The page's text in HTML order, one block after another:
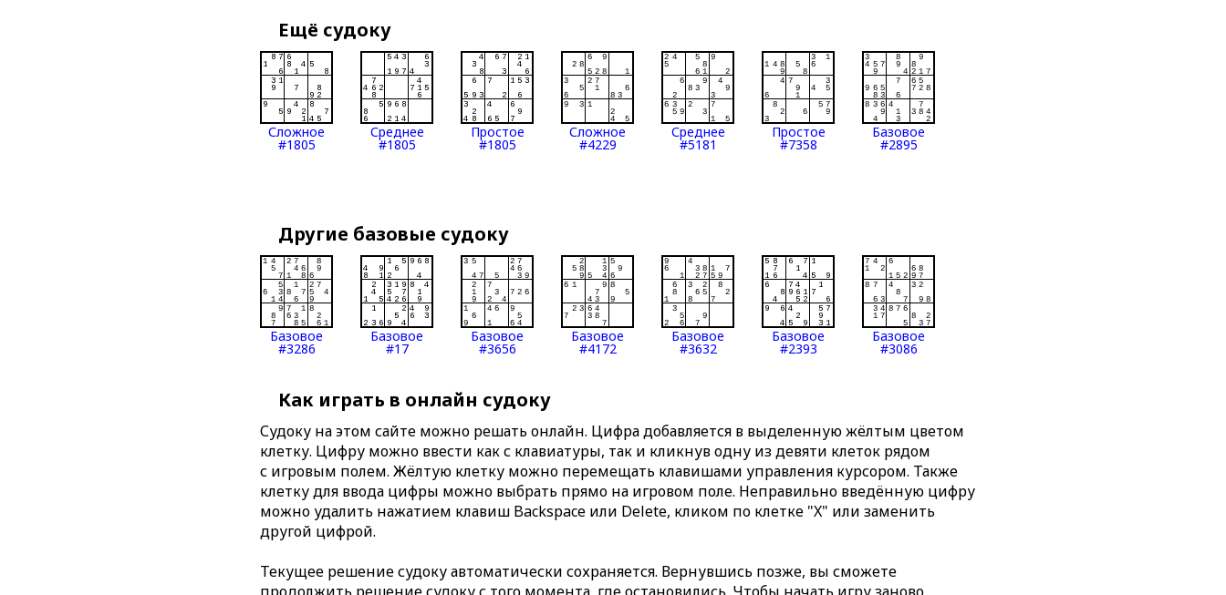
Ещё судоку
Сложное
#1805
Среднее
#1805
Простое
#1805
Сложное
#4229
Среднее
#5181
Простое
#7358
Базовое
#2895
Другие базовые судоку
Базовое
#3286
Базовое
#17
Базовое
#3656
Базовое
#4172
Базовое
#3632
Базовое
#2393
Базовое
#3086
Как играть в онлайн судоку
Судоку на этом сайте можно решать онлайн. Цифра добавляется в выделенную жёлтым цветом
клетку. Цифру можно ввести как с клавиатуры, так и кликнув одну из девяти клеток рядом
с игровым полем. Жёлтую клетку можно перемещать клавишами управления курсором. Также
клетку для ввода цифры можно выбрать прямо на игровом поле. Неправильно введённую цифру
можно удалить нажатием клавиш Backspace или Delete, кликом по клетке "X" или заменить
другой цифрой.
Текущее решение судоку автоматически сохраняется. Вернувшись позже, вы сможете